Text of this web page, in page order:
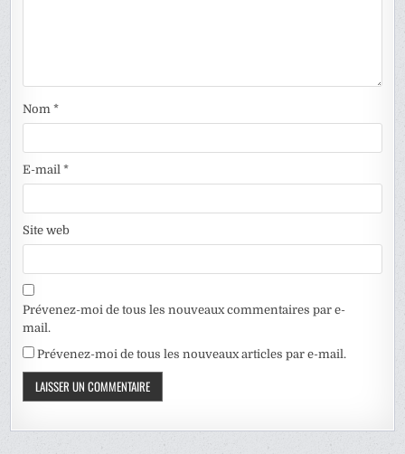
Nom*
E-mail*
Site web
Prévenez-moi de tous les nouveaux commentaires par e-
mail.
Prévenez-moi de tous les nouveaux articles par e-mail.